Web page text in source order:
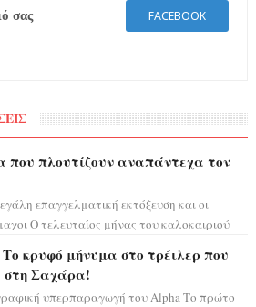
σας FACEBOOK
που πλουτίζουν αναπάντεχα τον
επαγγελματική εκτόξευση και οι
Ο τελευταίος μήνας του καλοκαιριού
κρυφό μήνυμα στο τρέιλερ που
στη Σαχάρα!
υπερπαραγωγή του Alpha Το πρώτο